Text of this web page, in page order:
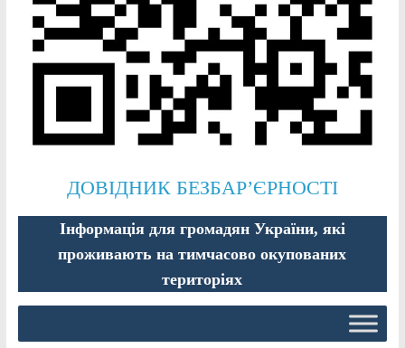
ДОВІДНИК БЕЗБАР’ЄРНОСТІ
Інформація для громадян України, які
проживають на тимчасово окупованих
територіях